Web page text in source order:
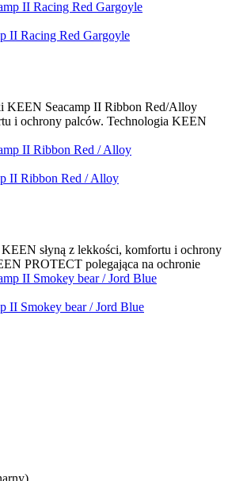
II Racing Red Gargoyle
KEEN Seacamp II Ribbon Red/Alloy
i ochrony palców. Technologia KEEN
II Ribbon Red / Alloy
KEEN słyną z lekkości, komfortu i ochrony
PROTECT polegająca na ochronie
II Smokey bear / Jord Blue